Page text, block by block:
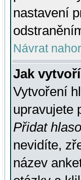
nastavení
Návrat
Jak
Vytvoření
upravujete
Přidat
nevidíte,
název